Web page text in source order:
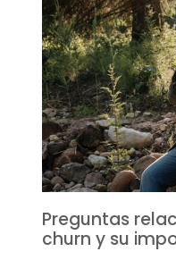
Preguntas
churn y su